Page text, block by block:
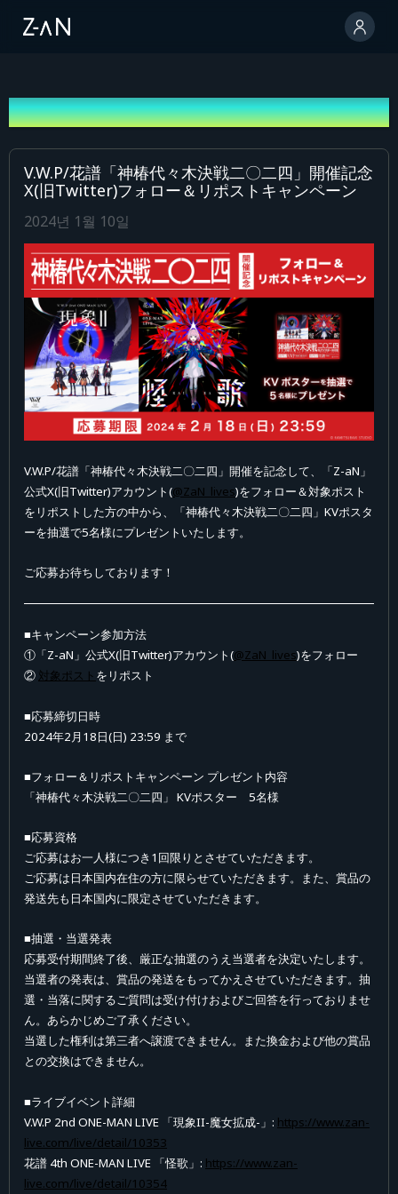
안내
V.W.P/花譜「神椿代々木決戦二〇二四」開催記念
X(旧Twitter)フォロー＆リポストキャンペーン
2024년 1월 10일
V.W.P/花譜「神椿代々木決戦二〇二四」開催を記念して、
「Z-aN」
公式X(旧Twitter)アカウント(@ZaN_lives)をフォロー＆対象ポスト
をリポストした方の中から、「神椿代々木決戦二〇二四」KVポスタ
ーを抽選で5名様にプレゼントいたします。
ご応募お待ちしております！
■キャンペーン参加方法
①「Z-aN」公式X(旧Twitter)アカウント(@ZaN_lives)をフォロー
② 対象ポスト をリポスト
■応募締切日時
2024年2月18日(日) 23:59 まで
■フォロー＆リポストキャンペーン プレゼント内容
「神椿代々木決戦二〇二四」 KVポスター 5名様
■応募資格
ご応募はお一人様につき1回限りとさせていただきます。
ご応募は日本国内在住の方に限らせていただきます。また、賞品の
発送先も日本国内に限定させていただきます。
■抽選・当選発表
応募受付期間終了後、厳正な抽選のうえ当選者を決定いたします。
当選者の発表は、賞品の発送をもってかえさせていただきます。抽
選・当落に関するご質問は受け付けおよびご回答を行っておりませ
ん。あらかじめご了承ください。
当選した権利は第三者へ譲渡できません。また換金および他の賞品
との交換はできません。
■ライブイベント詳細
V.W.P 2nd ONE-MAN LIVE 「現象II-魔女拡成-」: https://www.zan-
live.com/live/detail/10353
花譜 4th ONE-MAN LIVE 「怪歌」: https://www.zan-
live.com/live/detail/10354